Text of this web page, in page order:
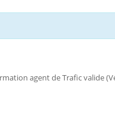
agent de Trafic valide